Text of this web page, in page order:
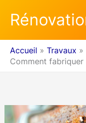
Accueil
Travaux
Comment